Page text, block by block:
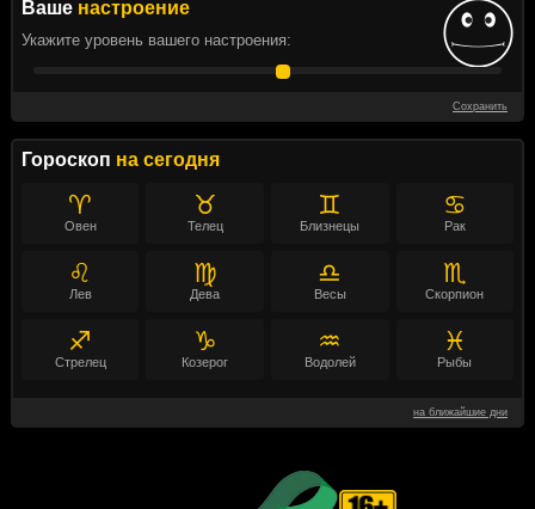
Ваше настроение
Укажите уровень вашего настроения:
Сохранить
Гороскоп на сегодня
♈
Овен
♉
Телец
♊
Близнецы
♋
Рак
♌
Лев
♍
Дева
♎
Весы
♏
Скорпион
♐
Стрелец
♑
Козерог
♒
Водолей
♓
Рыбы
на ближайшие дни